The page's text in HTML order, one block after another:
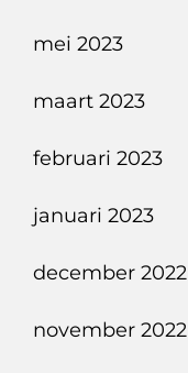
mei 2023
maart 2023
februari 2023
januari 2023
december 2022
november 2022